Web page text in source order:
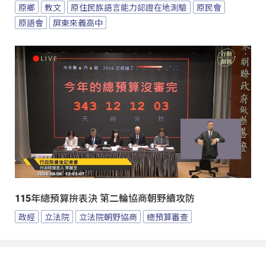
原鄉 教文 原住民族語言能力認證在地測驗
原民會
原語會
屏東來義高中
115年總預算拚表決 第二輪協商朝野續攻防
政經 立法院 立法院朝野協商 總預算審查